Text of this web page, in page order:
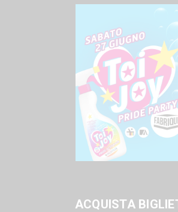
ACQUISTA